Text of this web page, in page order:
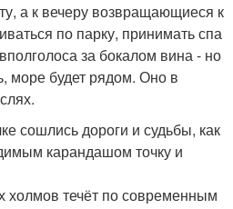
а к вечеру возвращающиеся к
по парку, принимать спа
за бокалом вина - но
море будет рядом. Оно в
сошлись дороги и судьбы, как
карандашом точку и
холмов течёт по современным